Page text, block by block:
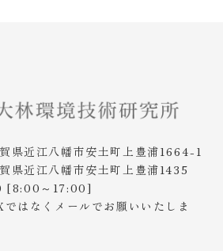
県近江八幡市安土町上豊浦1664-1
県近江八幡市安土町上豊浦1435
～17:00]
はなくメールでお願いいたしま